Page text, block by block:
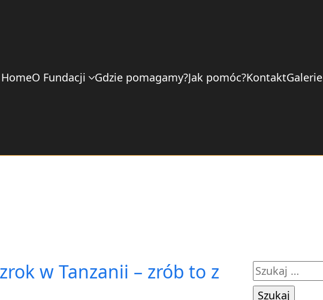
HomeO Fundacji Gdzie pomagamy?Jak pomóc?KontaktGalerie
w Tanzanii – zrób to z
Szukaj: